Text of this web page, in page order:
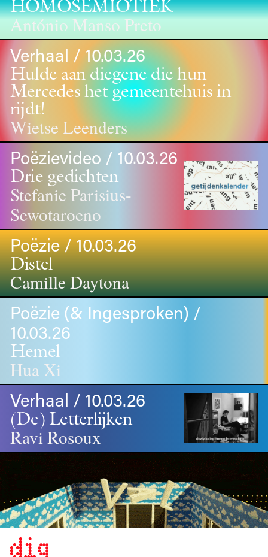
HOMOSEMIOTIEK
António Manso Preto
Verhaal / 10.03.26
Hulde aan diegene die hun
Mercedes het gemeentehuis in
rijdt!
Wietse Leenders
Poëzievideo / 10.03.26
Drie gedichten
Stefanie Parisius-
Sewotaroeno
Poëzie / 10.03.26
Distel
Camille Daytona
Poëzie (& Ingesproken) /
10.03.26
Hemel
Hua Xi
Verhaal / 10.03.26
(De) Letterlijken
Ravi Rosoux